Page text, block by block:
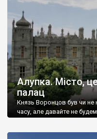
Алупка. Місто,
палац
Князь Воронцов був чи
часу, але давайте не